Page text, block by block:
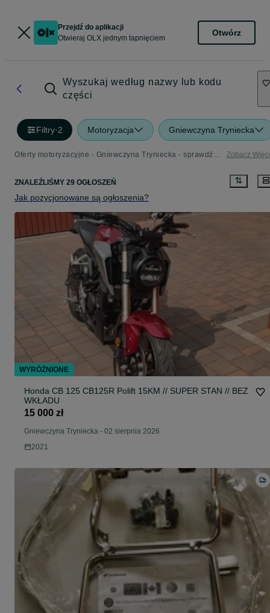
Przejdź do aplikacji
Otwieraj OLX jednym tapnięciem
Otwórz
Wyszukaj według nazwy lub kodu
części
Filtry·2 Motoryzacja Gniewczyna Tryniecka
Oferty motoryzacyjne - Gniewczyna Tryniecka - sprawdź kategorię Motoryzacja Zobacz
ZNALEŹLIŚMY 29 OGŁOSZEŃ
Jak pozycjonowane są ogłoszenia?
Honda CB 125 CB125R Polift 15KM // SUPER STAN // BEZ
WKŁADU
15 000 zł
Gniewczyna Tryniecka - 02 sierpnia 2026
2021
WYRÓŻNIONE